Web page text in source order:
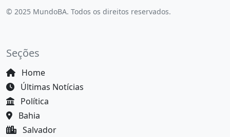
© 2025 MundoBA. Todos os direitos reservados.
Seções
Home
Últimas Notícias
Política
Bahia
Salvador